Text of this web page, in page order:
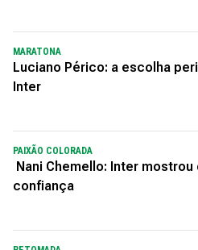
MARATONA
Luciano Périco: a escolha
Inter
PAIXÃO COLORADA
Nani Chemello: Inter
confiança